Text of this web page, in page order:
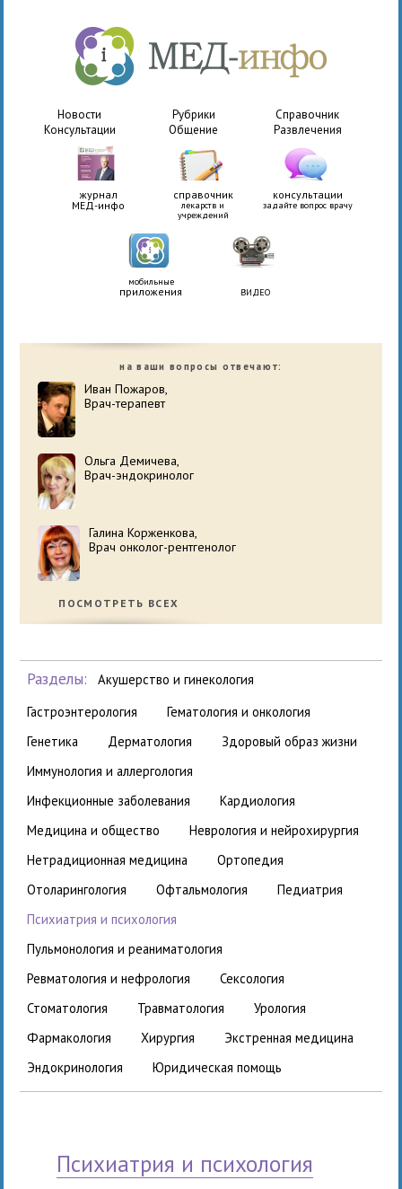
Новости Рубрики
Справочник
Консультации
Общение Развлечения
журнал
МЕД-инфо
справочник
лекарств и
учреждений
консультации
задайте вопрос врачу
мобильные
приложения ВИДЕО
на ваши вопросы отвечают:
Иван Пожаров,
Врач-терапевт
Ольга Демичева,
Врач-эндокринолог
Галина Корженкова,
Врач онколог-рентгенолог
ПОСМОТРЕТЬ ВСЕХ
Разделы:
акушерство и гинекология
гастроэнтерология
гематология и онкология
генетика
дерматология
здоровый образ жизни
иммунология и аллергология
инфекционные заболевания
кардиология
медицина и общество
неврология и нейрохирургия
нетрадиционная медицина
ортопедия
отоларингология
офтальмология
педиатрия
психиатрия и психология
пульмонология и реаниматология
ревматология и нефрология
сексология
стоматология
травматология
урология
фармакология
хирургия
экстренная медицина
эндокринология
юридическая помощь
психиатрия и психология